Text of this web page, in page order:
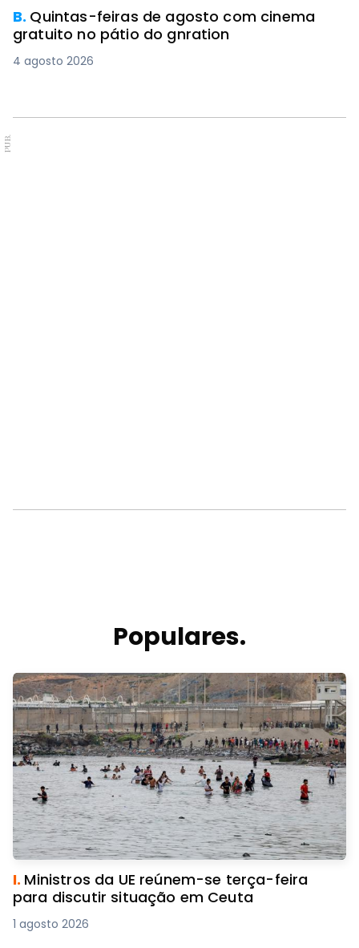
B. Quintas-feiras de agosto com cinema
gratuito no pátio do gnration
4 agosto 2026
PUB.
Populares.
I. Ministros da UE reúnem-se terça-feira
para discutir situação em Ceuta
1 agosto 2026